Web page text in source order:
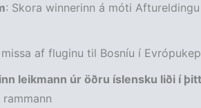
: Skora winnerinn á móti
missa af fluginu til Bosníu í
leikmann úr öðru íslensku liði í